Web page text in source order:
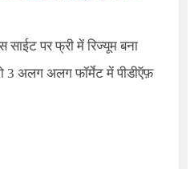
पर फ्री में रिज्यूम बना
3 अलग अलग फॉर्मेट में पीडीऍफ़